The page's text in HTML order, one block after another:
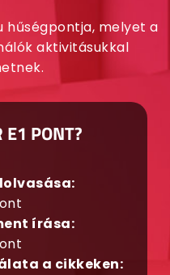
hűségpontja, melyet a
aktivitásukkal
E1 PONT?
írása:
a cikkeken: